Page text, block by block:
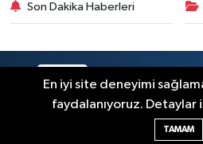
Son Dakika Haberleri
Haber Yazılımı:
En iyi site deneyimi
faydalanıyoruz. Detaylar
TAMAM